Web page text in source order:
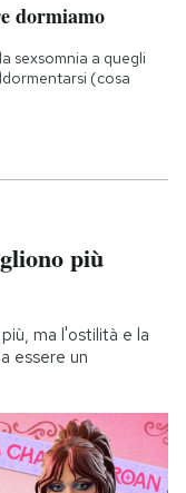
dormiamo
sexsomnia a quegli
(cosa
più
ma l'ostilità e la
essere un